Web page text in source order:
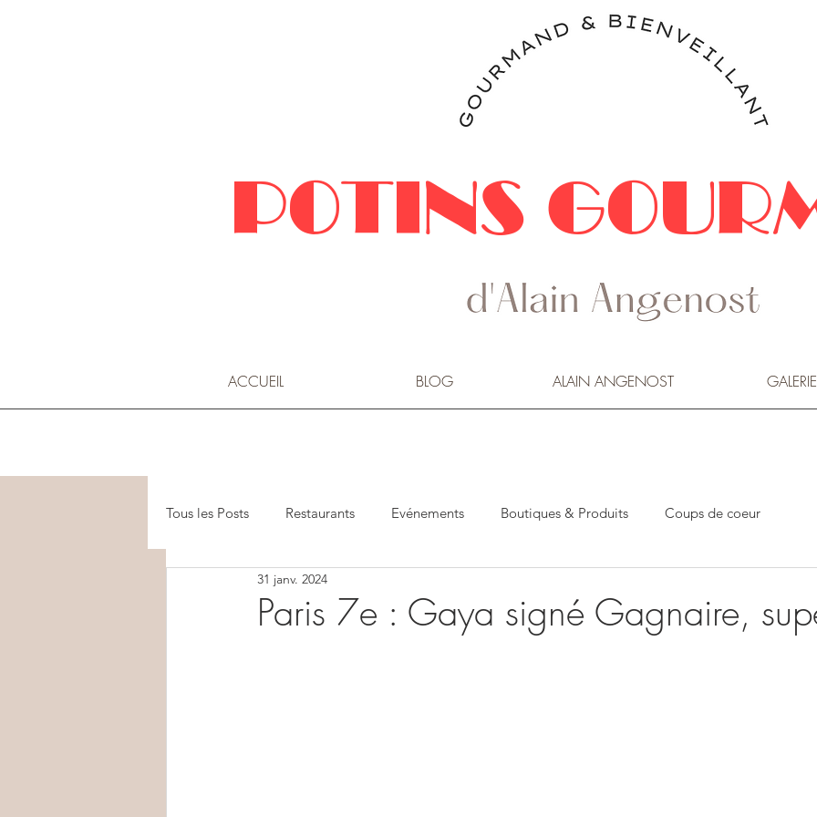
POTINS
ACCUEIL BLOG ALAIN ANGENOST GALERIE
Tous les Posts Restaurants Evénements Boutiques & Produits Coups de coeur
Paris 7e : Gaya signé Gagnaire,
31 janv. 2024